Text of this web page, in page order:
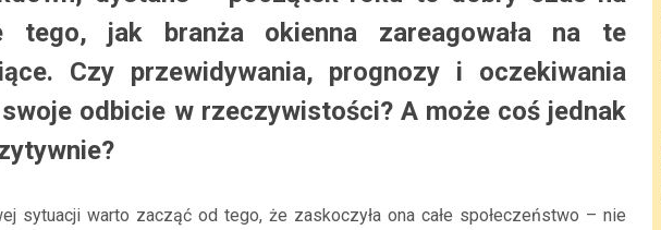
tego, jak branża okienna zareagowała na te
Czy przewidywania, prognozy i oczekiwania
swoje odbicie w rzeczywistości? A może coś jednak
sytuacji warto zacząć od tego, że zaskoczyła ona całe społeczeństwo – nie